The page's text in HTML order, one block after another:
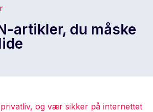
artikler, du måske
privatliv, og vær sikker på internettet